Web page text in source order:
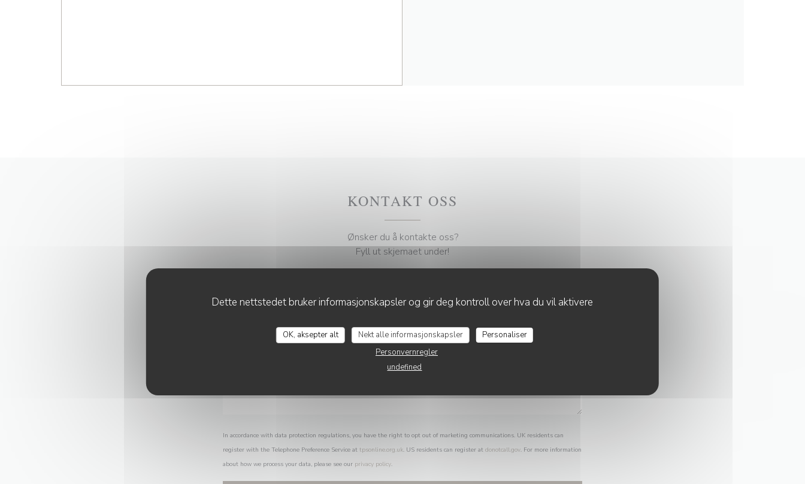
Dette nettstedet bruker informasjonskapsler og gir deg kontroll over hva du vil aktivere
OK, aksepter alt Nekt alle informasjonskapsler
Personaliser
Personvernregler
undefined
KONTAKT OSS
Ønsker du å kontakte oss?
Fyll ut skjemaet under!
In accordance with data protection regulations, you have the right to opt out of marketing communications. UK residents can
register with the Telephone Preference Service at tpsonline.org.uk. US residents can register at donotcall.gov. For more information
about how we process your data, please see our privacy policy.